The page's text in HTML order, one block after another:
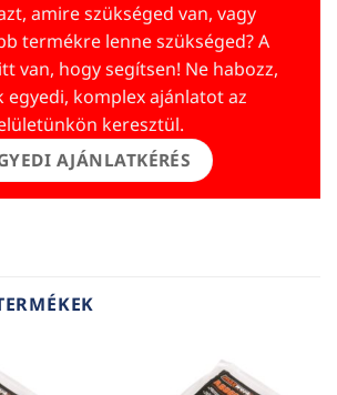
amire szükséged van, vagy
termékre lenne szükséged? A
van, hogy segítsen! Ne habozz,
egyedi, komplex ajánlatot az
keresztül.
AJÁNLATKÉRÉS